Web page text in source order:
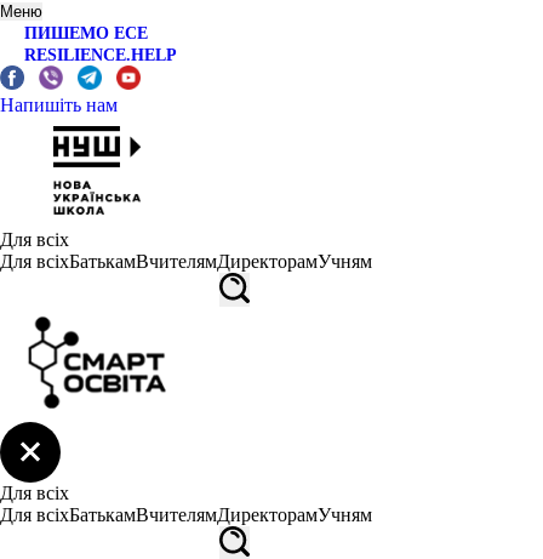
Меню
ПИШЕМО ЕСЕ
RESILIENCE.HELP
Напишіть нам
Для всіх
Для всіхБатькамВчителямДиректорамУчням
Для всіх
Для всіхБатькамВчителямДиректорамУчням